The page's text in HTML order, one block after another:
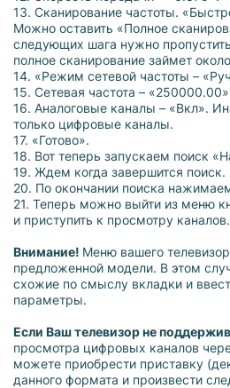
13. Сканирование частоты.
Можно оставить «Полное
следующих шага нужно
полное сканирование займет
14. «Режим сетевой частоты –
15. Сетевая частота –
16. Аналоговые каналы – «Вкл».
только цифровые каналы.
17. «Готово».
18. Вот теперь запускаем поиск
19. Ждем когда завершится поиск.
20. По окончании поиска
21. Теперь можно выйти из меню
и приступить к просмотру каналов.
Внимание! Меню вашего
предложенной модели. В этом
схожие по смыслу вкладки и
параметры.
Если Ваш телевизор не
просмотра цифровых каналов
можете приобрести приставку
данного формата и произвести